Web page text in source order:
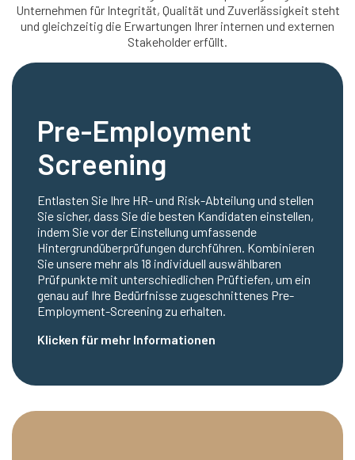
Unternehmen für Integrität, Qualität und Zuverlässigkeit steht
und gleichzeitig die Erwartungen Ihrer internen und externen
Stakeholder erfüllt.
Pre-Employment
Screening
Entlasten Sie Ihre HR- und Risk-Abteilung und stellen
Sie sicher, dass Sie die besten Kandidaten einstellen,
indem Sie vor der Einstellung umfassende
Hintergrundüberprüfungen durchführen. Kombinieren
Sie unsere mehr als 18 individuell auswählbaren
Prüfpunkte mit unterschiedlichen Prüftiefen, um ein
genau auf Ihre Bedürfnisse zugeschnittenes Pre-
Employment-Screening zu erhalten.
Klicken für mehr Informationen